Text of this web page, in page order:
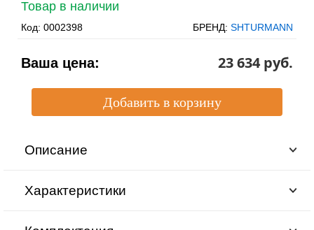
Товар в наличии
Код: 0002398 БРЕНД: SHTURMANN
Ваша цена: 23 634 pуб.
Описание
Характеристики